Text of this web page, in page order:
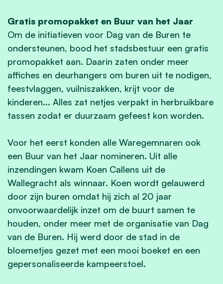
Gratis promopakket en Buur van het Jaar
Om de initiatieven voor Dag van de Buren te
ondersteunen, bood het stadsbestuur een gratis
promopakket aan. Daarin zaten onder meer
affiches en deurhangers om buren uit te nodigen,
feestvlaggen, vuilniszakken, krijt voor de
kinderen... Alles zat netjes verpakt in herbruikbare
tassen zodat er duurzaam gefeest kon worden.
Voor het eerst konden alle Waregemnaren ook
een Buur van het Jaar nomineren. Uit alle
inzendingen kwam Koen Callens uit de
Wallegracht als winnaar. Koen wordt gelauwerd
door zijn buren omdat hij zich al 20 jaar
onvoorwaardelijk inzet om de buurt samen te
houden, onder meer met de organisatie van Dag
van de Buren. Hij werd door de stad in de
bloemetjes gezet met een mooi boeket en een
gepersonaliseerde kampeerstoel.